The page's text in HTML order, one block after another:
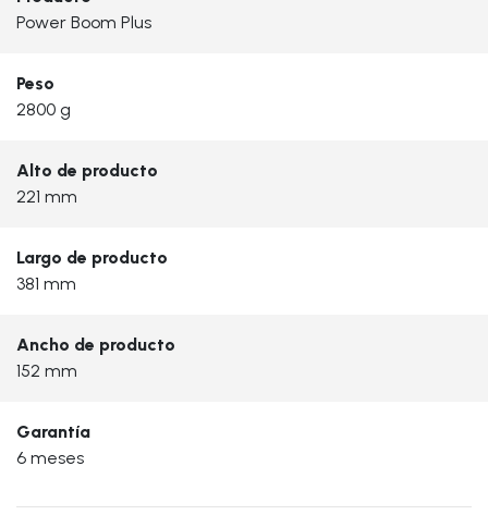
Power Boom Plus
Peso
2800 g
Alto de producto
221 mm
Largo de producto
381 mm
Ancho de producto
152 mm
Garantía
6 meses